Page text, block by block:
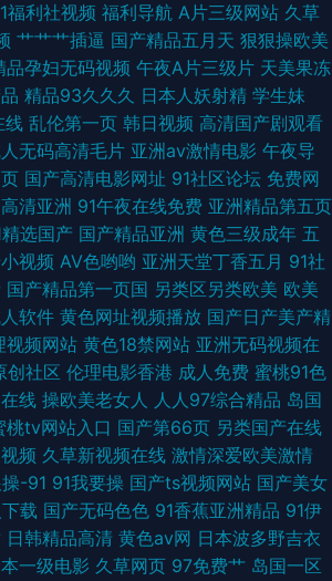
线 影音先锋黑丝高跟 日本无毛美女 福利导航99AV
96视频网站 岛国激情一区 成人在线观看你懂的 成
月天 日韩视频123区 人妻av先锋电影 欧美生活一级
肏肏肏 欧日美不卡 男人天堂色99
福利社视频 福利导航 A片三级网站 久草
艹艹艹插逼 国产精品五月天 狠狠操欧美
品孕妇无码视频 午夜A片三级片 天美果冻
精品93久久久 日本人妖射精 学生妹
线 乱伦第一页 韩日视频 高清国产剧观看
无码高清毛片 亚洲av激情电影 午夜导
国产高清电影网址 91社区论坛 免费网
清亚洲 91午夜在线免费 亚洲精品第五页
选国产 国产精品亚洲 黄色三级成年 五
视频 AV色哟哟 亚洲天堂丁香五月 91社
国产精品第一页国 另类区另类欧美 欧美
软件 黄色网址视频播放 国产日产美产精
视频网站 黄色18禁网站 亚洲无码视频在
创社区 伦理电影香港 成人免费 蜜桃91色
线 操欧美老女人 人人97综合精品 岛国
桃tv网站入口 国产第66页 另类国产在线
频 久草新视频在线 激情深爱欧美激情
-91 91我要操 国产ts视频网站 国产美女
载 国产无码色色 91香蕉亚洲精品 91伊
日韩精品高清 黄色av网 日本波多野吉衣
一级电影 久草网页 97免费艹 岛国一区